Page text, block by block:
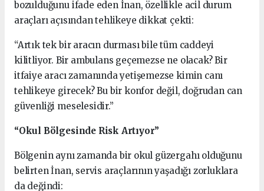
bozulduğunu ifade eden İnan, özellikle acil durum
araçları açısından tehlikeye dikkat çekti:
“Artık tek bir aracın durması bile tüm caddeyi
kilitliyor. Bir ambulans geçemezse ne olacak? Bir
itfaiye aracı zamanında yetişemezse kimin canı
tehlikeye girecek? Bu bir konfor değil, doğrudan can
güvenliği meselesidir.”
“Okul Bölgesinde Risk Artıyor”
Bölgenin aynı zamanda bir okul güzergahı olduğunu
belirten İnan, servis araçlarının yaşadığı zorluklara
da değindi: